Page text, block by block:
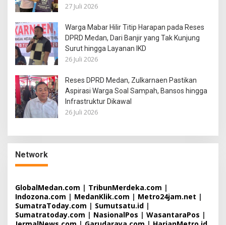
27 Juli 2026
Warga Mabar Hilir Titip Harapan pada Reses
DPRD Medan, Dari Banjir yang Tak Kunjung
Surut hingga Layanan IKD
26 Juli 2026
Reses DPRD Medan, Zulkarnaen Pastikan
Aspirasi Warga Soal Sampah, Bansos hingga
Infrastruktur Dikawal
26 Juli 2026
Network
GlobalMedan.com | TribunMerdeka.com |
Indozona.com | MedanKlik.com | Metro24jam.net |
SumatraToday.com | Sumutsatu.id |
Sumatratoday.com | NasionalPos | WasantaraPos |